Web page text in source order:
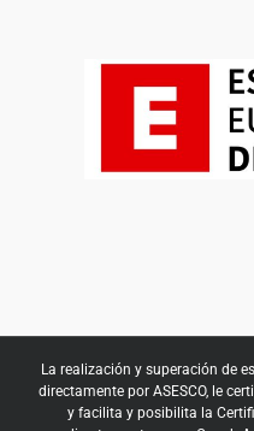
La realización y superación de
directamente por ASESCO, le
y facilita y posibilita la